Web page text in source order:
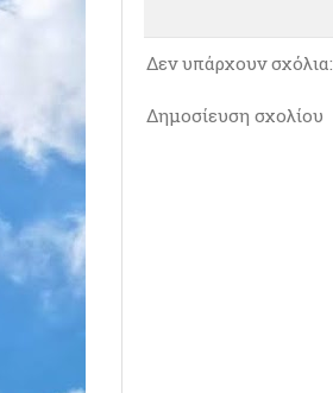
Δεν υπάρχουν σχόλια:
Δημοσίευση σχολίου